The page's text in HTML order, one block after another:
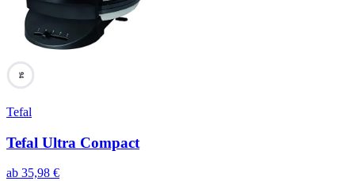
94
Tefal
Tefal Ultra Compact
ab 35,98 €